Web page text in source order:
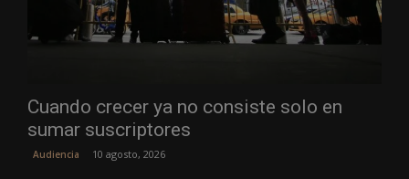
Cuando crecer ya no consiste solo en
sumar suscriptores
Audiencia 10 agosto, 2026